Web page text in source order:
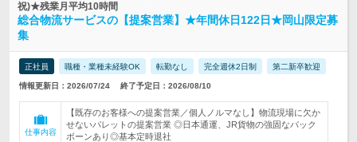
祝)★残業月平均10時間
総合物流サービスの【提案営業】★年間休日122日★岡山限定募
集
正社員 職種・業種未経験OK 転勤なし 完全週休2日制 第二新卒歓迎
情報更新日：2026/07/24 終了予定日：2026/08/10
仕事内容
【既存のお客様への提案営業／個人ノルマなし】物流現場に欠か
せないパレットの提案営業 ◎日本通運、JR貨物の強固なバック
ボーンあり◎基本定時退社